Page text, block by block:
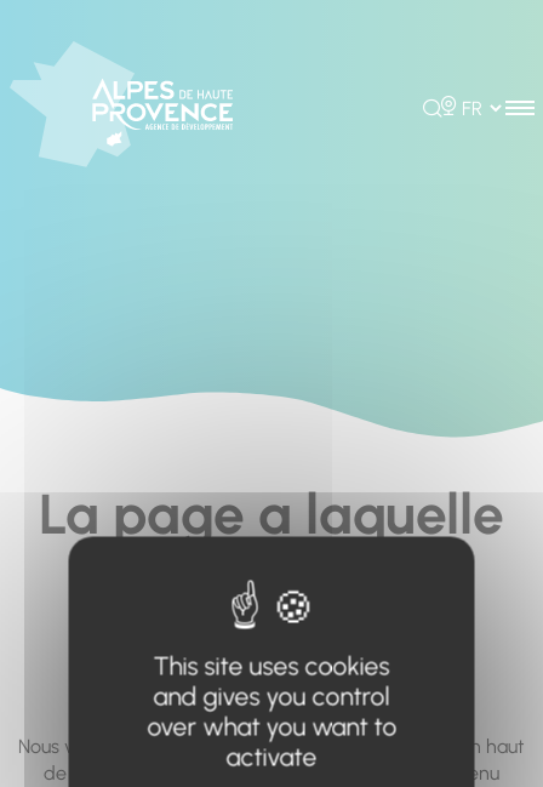
Rechercher
Choisir la
La page a laquelle
vous cherchez à
accéder n'existe
pas... ou plus.
Nous vous invitons à utiliser le moteur de recherche en haut
de page, ou à utiliser le menu pour trouver le contenu
This site uses cookies
and gives you control
over what you want to
activate